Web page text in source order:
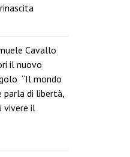
Cavallo
il nuovo
“Il mondo
parla di libertà,
vivere il